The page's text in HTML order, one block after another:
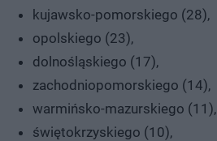
kujawsko-pomorskiego (28),
opolskiego (23),
dolnośląskiego (17),
zachodniopomorskiego (14),
warmińsko-mazurskiego (11),
świętokrzyskiego (10),